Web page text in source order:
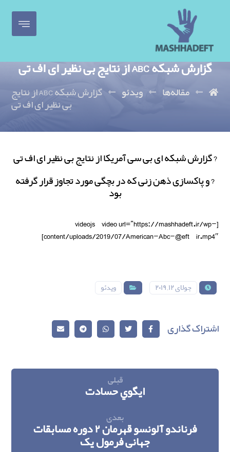
گزارش شبکه ABC از نتایج بی نظیر ای اف تی
مقاله‌ها ویدئو
گزارش شبکه ABC از نتایج
بی نظیر ای اف تی
? گزارش شبکه ای بی سی آمریکا از نتایج بی نظیر ای اف تی
? و پاکسازی ذهن زنی که در بچگی مورد تجاوز قرار گرفته
بود
[videojs_video url=”https://mashhadeft.ir/wp-
content/uploads/2019/07/American-Abc-@eft_ir.mp4″]
جولای ۱۲, ۲۰۱۹ ویدئو
قبلی
ايگوي حسادت
بعدی
فرناندو آلونسو قهرمان ۲ دوره مسابقات
جهانی فرمول یک